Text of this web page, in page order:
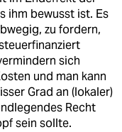
ihm bewusst ist. Es
zu fordern,
sich
und man kann
Grad an (lokaler)
Recht
sein sollte.